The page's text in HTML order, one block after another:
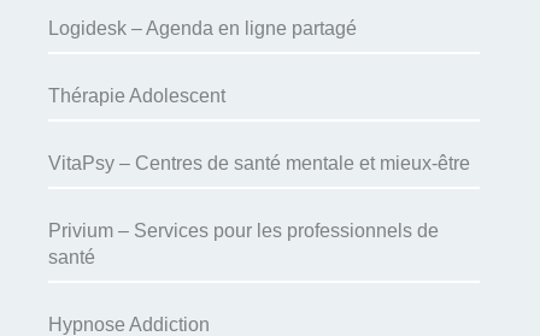
Logidesk – Agenda en ligne partagé
Thérapie Adolescent
VitaPsy – Centres de santé mentale et mieux-être
Privium – Services pour les professionnels de
santé
Hypnose Addiction